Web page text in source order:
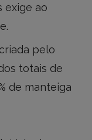
exige ao
pelo
totais de
de manteiga